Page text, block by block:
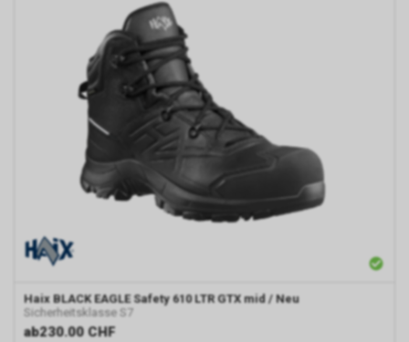
Haix BLACK EAGLE Safety 610 LTR GTX mid / Neu
Sicherheitsklasse S7
ab230.00 CHF